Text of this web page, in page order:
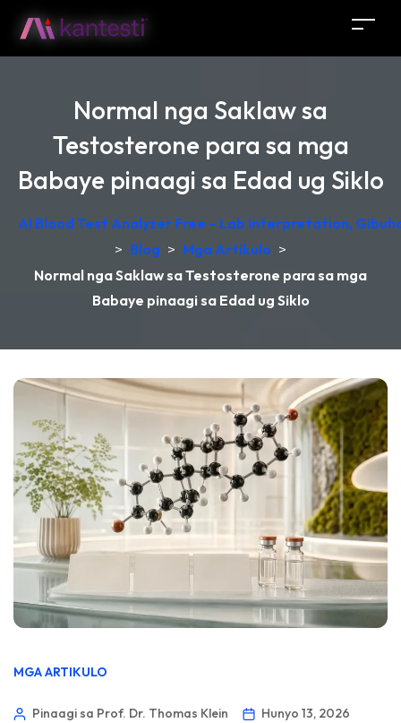
Normal nga Saklaw sa
Testosterone para sa mga
Babaye pinaagi sa Edad ug Siklo
AI Blood Test Analyzer Free – Lab Interpretation,
> Blog > Mga Artikulo >
Normal nga Saklaw sa Testosterone para sa mga
Babaye pinaagi sa Edad ug Siklo
MGA ARTIKULO
Pinaagi sa Prof. Dr. Thomas Klein
Hunyo 13, 2026